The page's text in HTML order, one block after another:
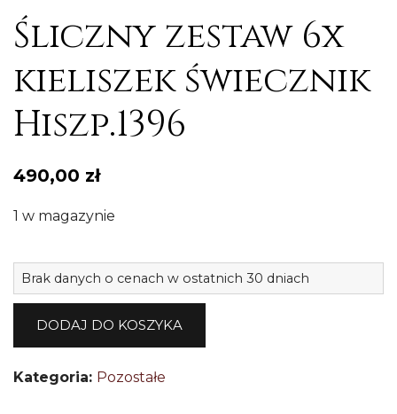
Śliczny zestaw 6x
kieliszek świecznik
Hiszp.1396
490,00 zł
1 w magazynie
Brak danych o cenach w ostatnich 30 dniach
DODAJ DO KOSZYKA
Kategoria: Pozostałe